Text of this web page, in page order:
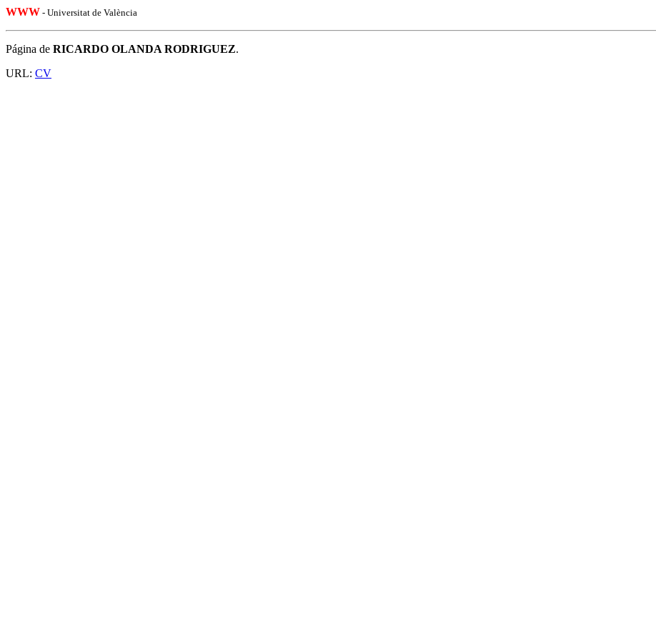
WWW - Universitat de València
Página de RICARDO OLANDA RODRIGUEZ.
URL: CV